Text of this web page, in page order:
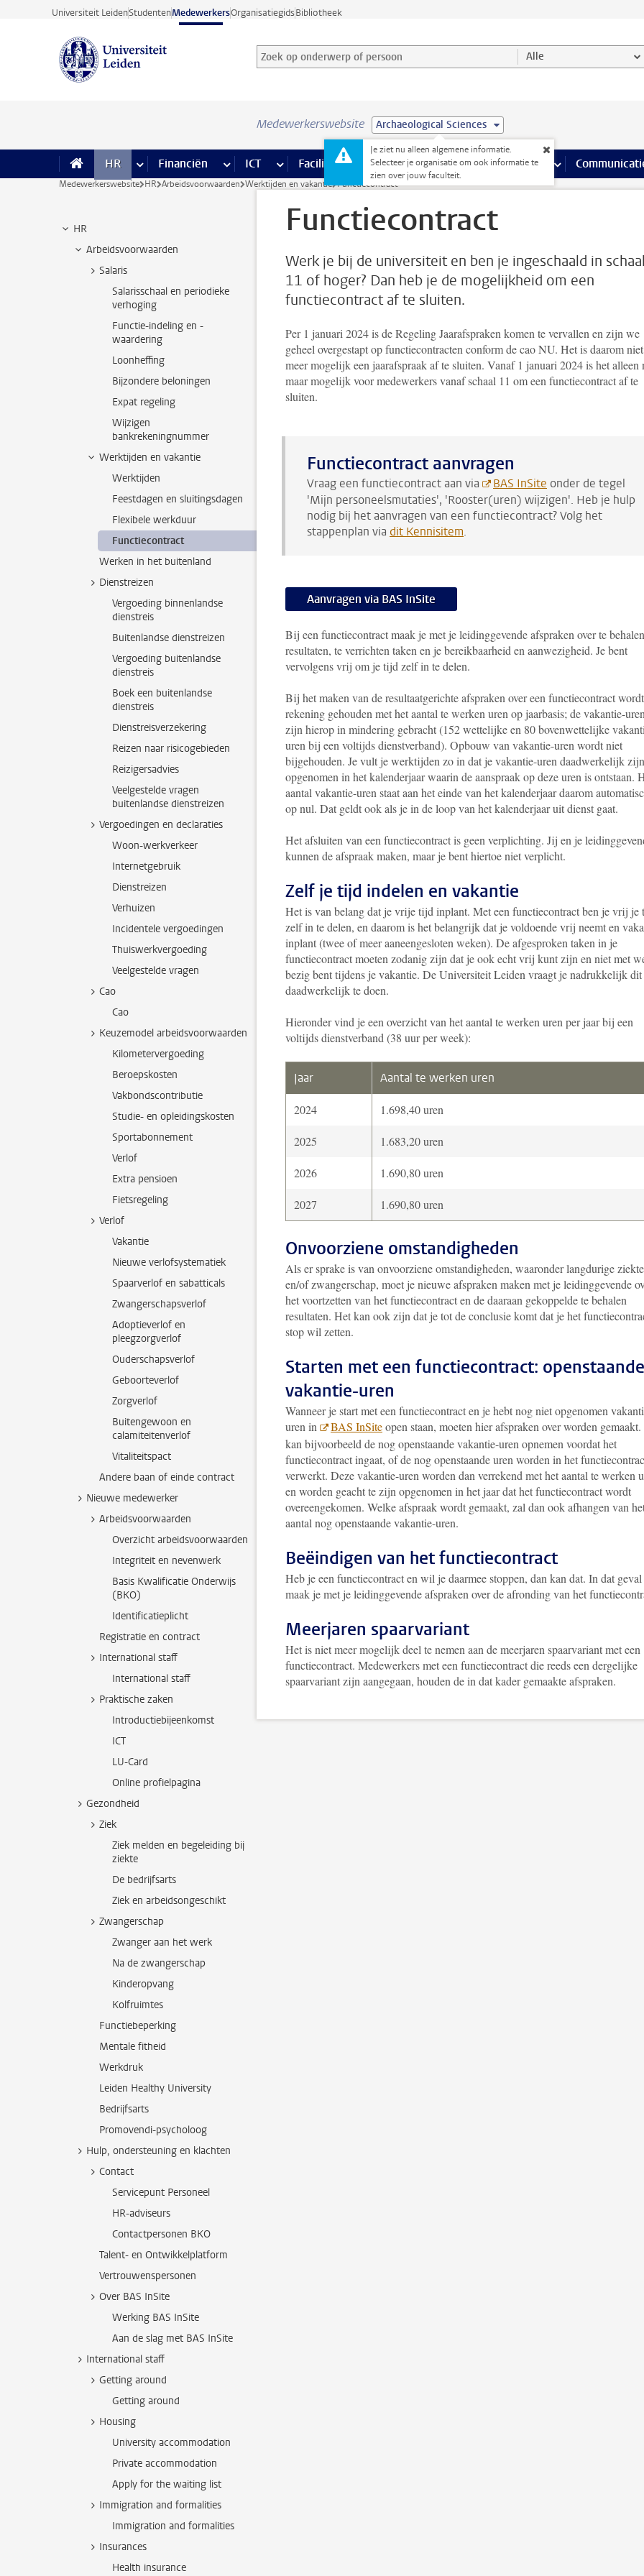
Ga direct naar de inhoud
Universiteit LeidenStudentenMedewerkersOrganisatiegidsBibliotheek
Zoek op onderwerp of persoon en selecteer categorie
Zoekterm Alle
Medewerkerswebsite Archaeological Sciences
Je ziet nu alleen algemene informatie.
Selecteer je organisatie om ook informatie te
zien over jouw faculteit.
HR meer HR pagina’s
Financiën meer Financiën pagina’s
ICT meer ICT pagina’s
Faciliteiten meer Faciliteiten pagina’s
Onderwijs meer Onderwijs pagina’s
Onderzoek meer Onderzoek
Medewerkerswebsite HR Arbeidsvoorwaarden Werktijden en vakantie Functiecontract
HR
Arbeidsvoorwaarden
Salaris
Salarisschaal en periodieke
verhoging
Functie-indeling en -
waardering
Loonheffing
Bijzondere beloningen
Expat regeling
Wijzigen
bankrekeningnummer
Werktijden en vakantie
Werktijden
Feestdagen en sluitingsdagen
Flexibele werkduur
Functiecontract
Werken in het buitenland
Dienstreizen
Vergoeding binnenlandse
dienstreis
Buitenlandse dienstreizen
Vergoeding buitenlandse
dienstreis
Boek een buitenlandse
dienstreis
Dienstreisverzekering
Reizen naar risicogebieden
Reizigersadvies
Veelgestelde vragen
buitenlandse dienstreizen
Vergoedingen en declaraties
Woon-werkverkeer
Internetgebruik
Dienstreizen
Verhuizen
Incidentele vergoedingen
Thuiswerkvergoeding
Veelgestelde vragen
Cao
Cao
Keuzemodel arbeidsvoorwaarden
Kilometervergoeding
Beroepskosten
Vakbondscontributie
Studie- en opleidingskosten
Sportabonnement
Verlof
Extra pensioen
Fietsregeling
Verlof
Vakantie
Nieuwe verlofsystematiek
Spaarverlof en sabatticals
Zwangerschapsverlof
Adoptieverlof en
pleegzorgverlof
Ouderschapsverlof
Geboorteverlof
Zorgverlof
Buitengewoon en
calamiteitenverlof
Vitaliteitspact
Andere baan of einde contract
Nieuwe medewerker
Arbeidsvoorwaarden
Overzicht arbeidsvoorwaarden
Integriteit en nevenwerk
Basis Kwalificatie Onderwijs
(BKO)
Identificatieplicht
Registratie en contract
International staff
International staff
Praktische zaken
Introductiebijeenkomst
ICT
LU-Card
Online profielpagina
Gezondheid
Ziek
Ziek melden en begeleiding bij
ziekte
De bedrijfsarts
Ziek en arbeidsongeschikt
Zwangerschap
Zwanger aan het werk
Na de zwangerschap
Kinderopvang
Kolfruimtes
Functiebeperking
Mentale fitheid
Werkdruk
Leiden Healthy University
Bedrijfsarts
Promovendi-psycholoog
Hulp, ondersteuning en klachten
Contact
Servicepunt Personeel
HR-adviseurs
Contactpersonen BKO
Talent- en Ontwikkelplatform
Vertrouwenspersonen
Over BAS InSite
Werking BAS InSite
Aan de slag met BAS InSite
International staff
Getting around
Getting around
Housing
University accommodation
Private accommodation
Apply for the waiting list
Immigration and formalities
Immigration and formalities
Insurances
Health insurance
Functiecontract
Werk je bij de universiteit en ben je ingeschaald in
11 of hoger? Dan heb je de mogelijkheid om een
functiecontract af te sluiten.
Per 1 januari 2024 is de Regeling Jaarafspraken komen te vervallen en zijn we
geheel overgestapt op functiecontracten conform de cao NU. Het is daarom niet
meer mogelijk een jaarafspraak af te sluiten. Vanaf 1 januari 2024 is het alleen
maar mogelijk voor medewerkers vanaf schaal 11 om een functiecontract af te
sluiten.
Functiecontract aanvragen
Vraag een functiecontract aan via BAS InSite onder de tegel
'Mijn personeelsmutaties', 'Rooster(uren) wijzigen'. Heb je hulp
nodig bij het aanvragen van een functiecontract? Volg het
stappenplan via dit Kennisitem.
Aanvragen via BAS InSite
Bij een functiecontract maak je met je leidinggevende afspraken over te behalen
resultaten, te verrichten taken en je bereikbaarheid en aanwezigheid. Je bent
vervolgens vrij om je tijd zelf in te delen.
Bij het maken van de resultaatgerichte afspraken over een functiecontract wordt
rekening gehouden met het aantal te werken uren op jaarbasis; de vakantie-
zijn hierop in mindering gebracht (152 wettelijke en 80 bovenwettelijke
uren bij een voltijds dienstverband). Opbouw van vakantie-uren wordt niet
bijgehouden. Je vult je werktijden zo in dat je vakantie-uren daadwerkelijk zijn
opgenomen in het kalenderjaar waarin de aanspraak op deze uren is ontstaan.
aantal vakantie-uren staat aan het einde van het kalenderjaar daarom
op nul. Dat geldt ook als je in de loop van het kalenderjaar uit dienst gaat.
Het afsluiten van een functiecontract is geen verplichting. Jij en je
kunnen de afspraak maken, maar je bent hiertoe niet verplicht.
Zelf je tijd indelen en vakantie
Het is van belang dat je vrije tijd inplant. Met een functiecontract ben je vrij je
zelf in te delen, en daarom is het belangrijk dat je voldoende vrij neemt en
inplant (twee of meer aaneengesloten weken). De afgesproken taken in je
functiecontract moeten zodanig zijn dat je ook echt vrij kunt zijn en niet met
bezig bent tijdens je vakantie. De Universiteit Leiden vraagt je nadrukkelijk dit
daadwerkelijk te doen.
Hieronder vind je een overzicht van het aantal te werken uren per jaar bij een
voltijds dienstverband (38 uur per week):
Jaar Aantal te werken uren
2024 1.698,40 uren
2025 1.683,20 uren
2026 1.690,80 uren
2027 1.690,80 uren
Onvoorziene omstandigheden
Als er sprake is van onvoorziene omstandigheden, waaronder langdurige ziekte
en/of zwangerschap, moet je nieuwe afspraken maken met je leidinggevende
het voortzetten van het functiecontract en de daaraan gekoppelde te behalen
resultaten. Het kan ook zijn dat je tot de conclusie komt dat je het
stop wil zetten.
Starten met een functiecontract: openstaande
vakantie-uren
Wanneer je start met een functiecontract en je hebt nog niet opgenomen
uren in
BAS InSiteopen staan, moeten hier afspraken over worden gemaakt.
kan bijvoorbeeld de nog openstaande vakantie-uren opnemen voordat het
functiecontract ingaat, of de nog openstaande uren worden in het
verwerkt. Deze vakantie-uren worden dan verrekend met het aantal te werken
en worden geacht te zijn opgenomen in het jaar dat het functiecontract wordt
overeengekomen. Welke afspraak wordt gemaakt, zal dan ook afhangen van
aantal nog openstaande vakantie-uren.
Beëindigen van het functiecontract
Heb je een functiecontract en wil je daarmee stoppen, dan kan dat. In dat geval
maak je met je leidinggevende afspraken over de afronding van het
Meerjaren spaarvariant
Het is niet meer mogelijk deel te nemen aan de meerjaren spaarvariant met een
functiecontract. Medewerkers met een functiecontract die reeds een dergelijke
spaarvariant zijn aangegaan, houden de in dat kader gemaakte afspraken.